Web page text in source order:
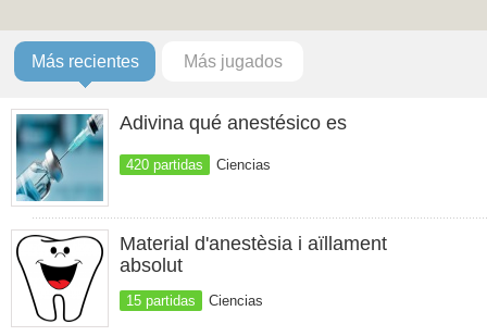
Más recientes Más jugados
Adivina qué anestésico es
420 partidas Ciencias
Material d'anestèsia i aïllament
absolut
15 partidas Ciencias